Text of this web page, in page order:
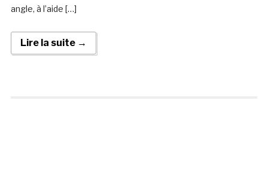
angle, à l’aide […]
Lire la suite →